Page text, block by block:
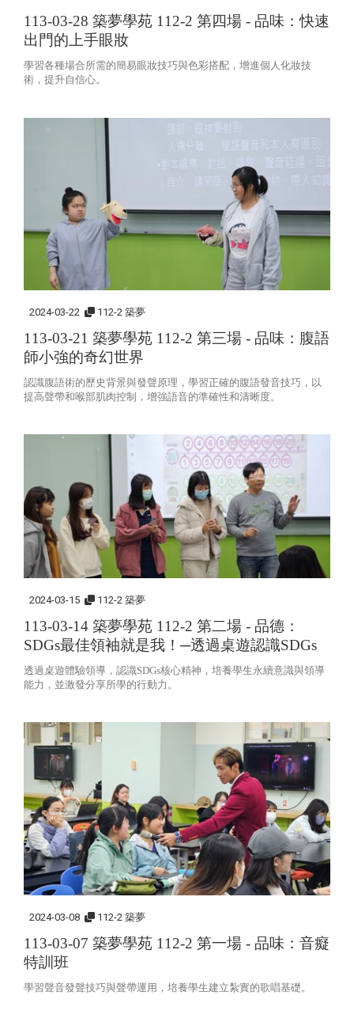
113-03-28 築夢學苑 112-2 第四場 - 品味：快速
出門的上手眼妝
學習各種場合所需的簡易眼妝技巧與色彩搭配，增進個人化妝技
術，提升自信心。
2024-03-22 112-2 築夢
113-03-21 築夢學苑 112-2 第三場 - 品味：腹語
師小強的奇幻世界
認識腹語術的歷史背景與發聲原理，學習正確的腹語發音技巧，以
提高聲帶和喉部肌肉控制，增強語音的準確性和清晰度。
2024-03-15 112-2 築夢
113-03-14 築夢學苑 112-2 第二場 - 品德：
SDGs最佳領袖就是我！─透過桌遊認識SDGs
透過桌遊體驗領導，認識SDGs核心精神，培養學生永續意識與領導
能力，並激發分享所學的行動力。
2024-03-08 112-2 築夢
113-03-07 築夢學苑 112-2 第一場 - 品味：音癡
特訓班
學習聲音發聲技巧與聲帶運用，培養學生建立紮實的歌唱基礎。